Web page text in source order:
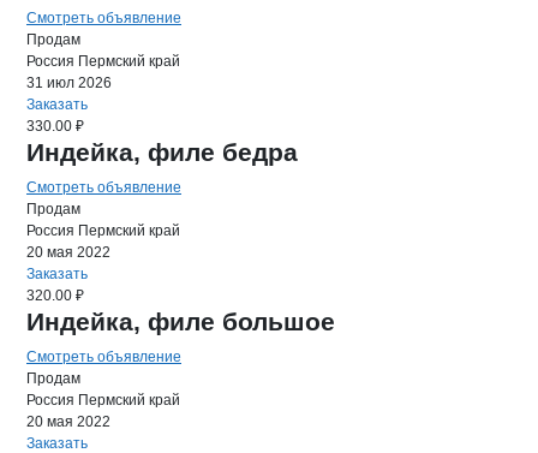
Смотреть объявление
Продам
Россия Пермский край
31 июл 2026
Заказать
330.00 ₽
Индейка, филе бедра
Смотреть объявление
Продам
Россия Пермский край
20 мая 2022
Заказать
320.00 ₽
Индейка, филе большое
Смотреть объявление
Продам
Россия Пермский край
20 мая 2022
Заказать